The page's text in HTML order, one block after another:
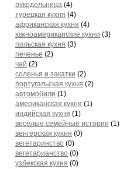
рукодельница (4)
турецкая кухня (4)
африканская кухня (4)
южноамериканские кухни (3)
польская кухня (3)
печенье (2)
чай (2)
соленья и закатки (2)
португальская кухня (2)
автомобили (1)
американская кухня (1)
индийская кухня (1)
весёлые семейные истории (1)
венгерская кухня (0)
вегетаринство (0)
вегетарианство (0)
узбекская кухня (0)